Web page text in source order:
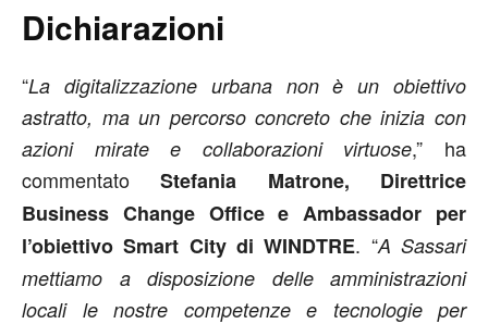
Dichiarazioni
“La digitalizzazione urbana non è un obiettivo
astratto, ma un percorso concreto che inizia con
azioni mirate e collaborazioni virtuose,” ha
commentatoStefania Matrone, Direttrice
Business Change Office e Ambassador per
l’obiettivo Smart City di WINDTRE. “A Sassari
mettiamo a disposizione delle amministrazioni
locali le nostre competenze e tecnologie per